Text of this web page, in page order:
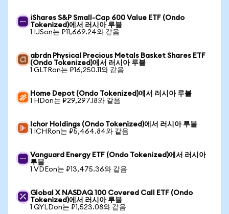
iShares S&P Small-Cap 600 Value ETF (Ondo
Tokenized)에서 러시아 루블
1 IJSon는 ₽11,669.24와 같음
abrdn Physical Precious Metals Basket Shares ETF
(Ondo Tokenized)에서 러시아 루블
1 GLTRon는 ₽16,250.11와 같음
Home Depot (Ondo Tokenized)에서 러시아 루블
1 HDon는 ₽29,297.18와 같음
Ichor Holdings (Ondo Tokenized)에서 러시아 루블
1 ICHRon는 ₽5,464.84와 같음
Vanguard Energy ETF (Ondo Tokenized)에서 러시아
루블
1 VDEon는 ₽13,475.36와 같음
Global X NASDAQ 100 Covered Call ETF (Ondo
Tokenized)에서 러시아 루블
1 QYLDon는 ₽1,523.08와 같음